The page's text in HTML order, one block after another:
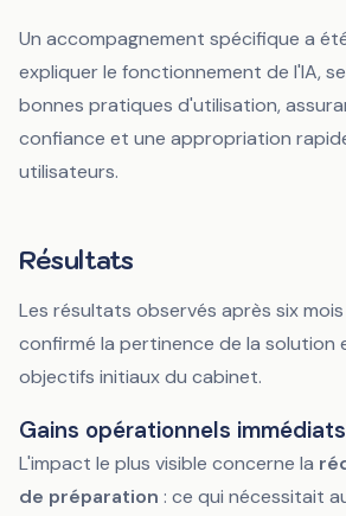
Un accompagnement spécifique a
expliquer le fonctionnement de l'IA,
bonnes pratiques d'utilisation,
confiance et une appropriation
utilisateurs.
Résultats
Les résultats observés après six
confirmé la pertinence de la solution
objectifs initiaux du cabinet.
Gains opérationnels immédiats
L'impact le plus visible concerne la
de préparation : ce qui nécessitait